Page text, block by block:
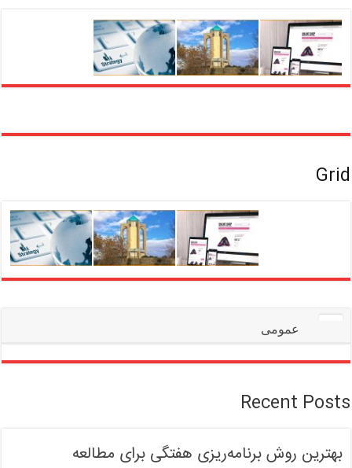
Grid
عمومی
Recent Posts
بهترین روش برنامه‌ریزی هفتگی برای مطالعه